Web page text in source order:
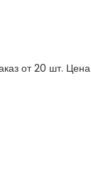
от 20 шт. Цена